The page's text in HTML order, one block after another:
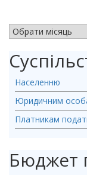
Населенню
Юридичним
Платникам
Бюджет